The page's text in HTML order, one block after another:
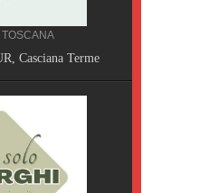
Casciana Terme